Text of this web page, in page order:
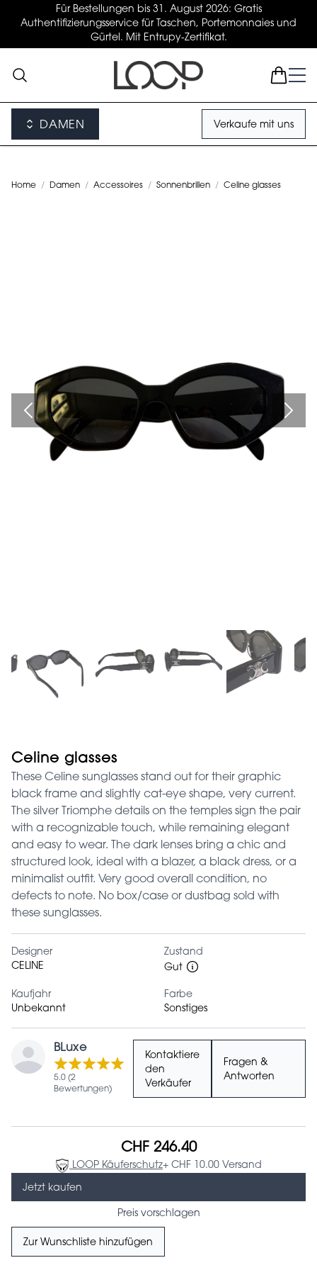
Für Bestellungen bis 31. August 2026: Gratis
Authentifizierungsservice für Taschen, Portemonnaies und
Gürtel. Mit Entrupy-Zertifikat.
DAMEN Verkaufe mit uns
Home / Damen / Accessoires / Sonnenbrillen / Celine glasses
Celine glasses
These Celine sunglasses stand out for their graphic
black frame and slightly cat-eye shape, very current.
The silver Triomphe details on the temples sign the pair
with a recognizable touch, while remaining elegant
and easy to wear. The dark lenses bring a chic and
structured look, ideal with a blazer, a black dress, or a
minimalist outfit. Very good overall condition, no
defects to note. No box/case or dustbag sold with
these sunglasses.
Designer
CELINE
Zustand
Gut
Kaufjahr
Unbekannt
Farbe
Sonstiges
BLuxe
5.0 (2
Bewertungen)
Kontaktiere
den
Verkäufer
Fragen &
Antworten
CHF 246.40
LOOP Käuferschutz+ CHF 10.00 Versand
Jetzt kaufen
Preis vorschlagen
Zur Wunschliste hinzufügen